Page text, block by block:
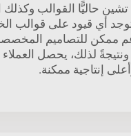
حاليًّا القوالب وكذلك
توجد أي قيود على قوالب
ممكن للتصاميم المخصصة
لذلك، يحصل العملاء
إنتاجية ممكنة.